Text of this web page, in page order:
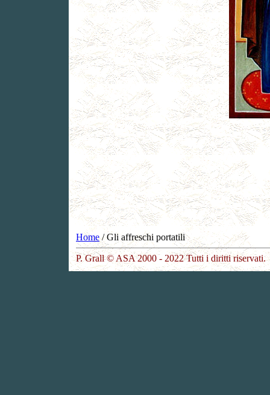
Home/ Gli affreschi portatili
P. Grall © ASA 2000 - 2022 Tutti i diritti riservati.